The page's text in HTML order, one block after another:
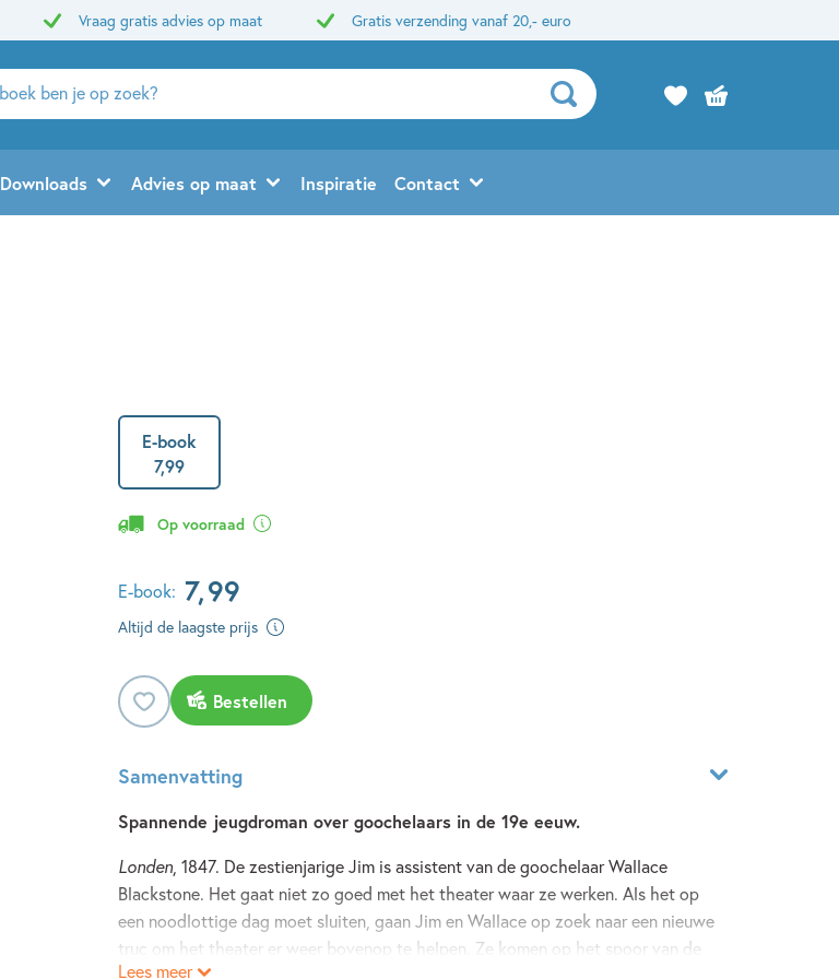
Vraag gratis advies op maat Gratis verzending vanaf 20,- euro
Downloads Advies op maat Inspiratie Contact
E-book
7,99
Op voorraad
E-book: 7,99
Altijd de laagste prijs
Bestellen
Samenvatting
Spannende jeugdroman over goochelaars in de 19e eeuw.
Londen, 1847. De zestienjarige Jim is assistent van de goochelaar Wallace
Blackstone. Het gaat niet zo goed met het theater waar ze werken. Als het op
een noodlottige dag moet sluiten, gaan Jim en Wallace op zoek naar een nieuwe
truc om het theater er weer bovenop te helpen. Ze komen op het spoor van de
Lees meer